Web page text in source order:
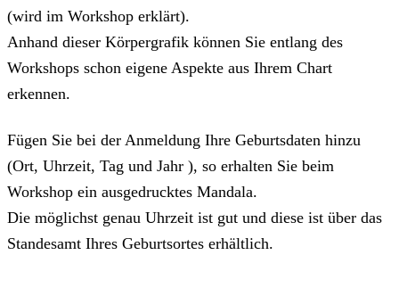
(wird im Workshop erklärt).
Anhand dieser Körpergrafik können Sie entlang des
Workshops schon eigene Aspekte aus Ihrem Chart
erkennen.
Fügen Sie bei der Anmeldung Ihre Geburtsdaten hinzu
(Ort, Uhrzeit, Tag und Jahr ), so erhalten Sie beim
Workshop ein ausgedrucktes Mandala.
Die möglichst genau Uhrzeit ist gut und diese ist über das
Standesamt Ihres Geburtsortes erhältlich.